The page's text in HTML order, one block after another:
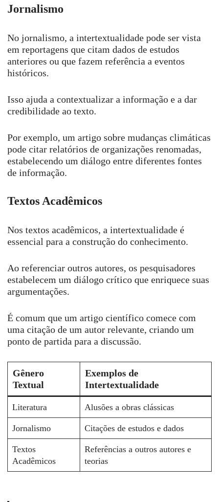
Jornalismo
No jornalismo, a intertextualidade pode ser vista
em reportagens que citam dados de estudos
anteriores ou que fazem referência a eventos
históricos.
Isso ajuda a contextualizar a informação e a dar
credibilidade ao texto.
Por exemplo, um artigo sobre mudanças climáticas
pode citar relatórios de organizações renomadas,
estabelecendo um diálogo entre diferentes fontes
de informação.
Textos Acadêmicos
Nos textos acadêmicos, a intertextualidade é
essencial para a construção do conhecimento.
Ao referenciar outros autores, os pesquisadores
estabelecem um diálogo crítico que enriquece suas
argumentações.
É comum que um artigo científico comece com
uma citação de um autor relevante, criando um
ponto de partida para a discussão.
Gênero
Textual
Exemplos de
Intertextualidade
Literatura Alusões a obras clássicas
Jornalismo Citações de estudos e dados
Textos
Acadêmicos
Referências a outros autores e
teorias